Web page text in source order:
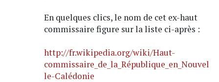
En quelques clics, le nom de cet ex-haut
commissaire figure sur la liste ci-après :
http://fr.wikipedia.org/wiki/Haut-
commissaire_de_la_République_en_Nouvel
le-Calédonie